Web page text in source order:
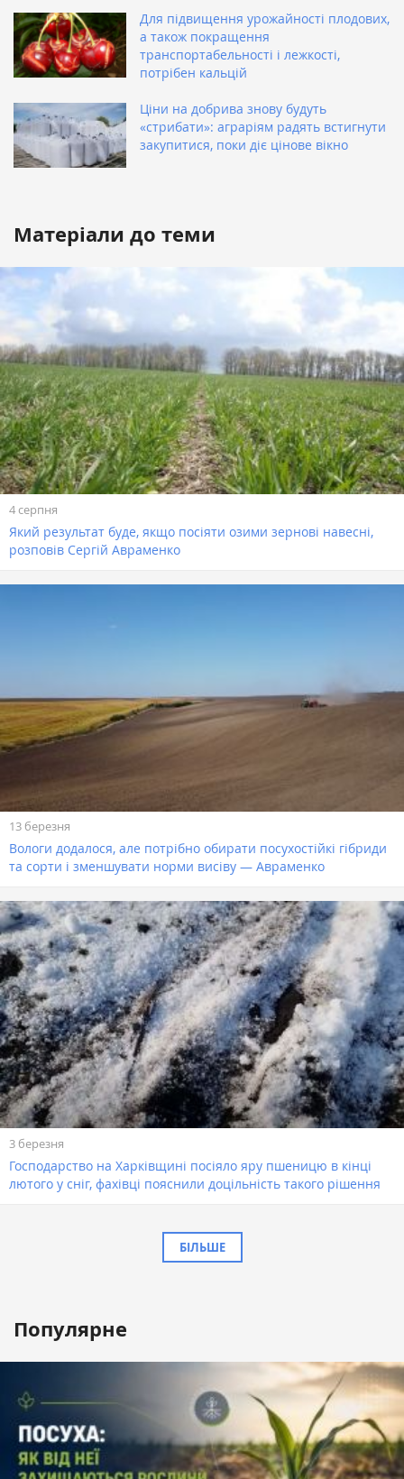
Для підвищення урожайності плодових,
а також покращення
транспортабельності і лежкості,
потрібен кальцій
Ціни на добрива знову будуть
«стрибати»: аграріям радять встигнути
закупитися, поки діє цінове вікно
Матеріали до теми
4 серпня
Який результат буде, якщо посіяти озими зернові навесні,
розповів Сергій Авраменко
13 березня
Вологи додалося, але потрібно обирати посухостійкі гібриди
та сорти і зменшувати норми висіву — Авраменко
3 березня
Господарство на Харківщині посіяло яру пшеницю в кінці
лютого у сніг, фахівці пояснили доцільність такого рішення
БІЛЬШЕ
Популярне